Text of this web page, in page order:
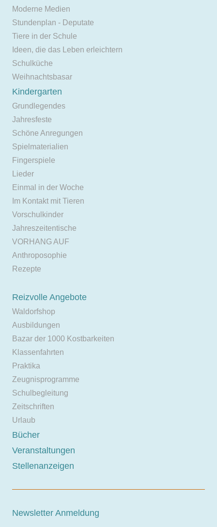
Moderne Medien
Stundenplan - Deputate
Tiere in der Schule
Ideen, die das Leben erleichtern
Schulküche
Weihnachtsbasar
Kindergarten
Grundlegendes
Jahresfeste
Schöne Anregungen
Spielmaterialien
Fingerspiele
Lieder
Einmal in der Woche
Im Kontakt mit Tieren
Vorschulkinder
Jahreszeitentische
VORHANG AUF
Anthroposophie
Rezepte
Reizvolle Angebote
Waldorfshop
Ausbildungen
Bazar der 1000 Kostbarkeiten
Klassenfahrten
Praktika
Zeugnisprogramme
Schulbegleitung
Zeitschriften
Urlaub
Bücher
Veranstaltungen
Stellenanzeigen
Newsletter Anmeldung